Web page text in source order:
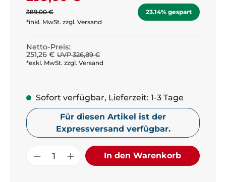
389,00 €
23.14% gespart
*inkl. MwSt. zzgl. Versand
Netto-Preis:
251,26 € UVP 326,89 €
*exkl. MwSt. zzgl. Versand
Sofort verfügbar, Lieferzeit: 1-3 Tage
Für diesen Artikel ist der
Expressversand verfügbar.
Produkt Anzahl: Gib den
In den Warenkorb